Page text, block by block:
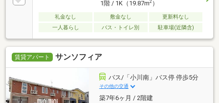
1階 / 1K（19.87m2）
礼金なし 敷金なし
更新料なし
一人暮らし
バス・トイレ別 駐車場(近隣含)
賃貸アパート サンソフィア
バス/「小川南」バス停 停歩5分
その他の交通
築7年6ヶ月 / 2階建